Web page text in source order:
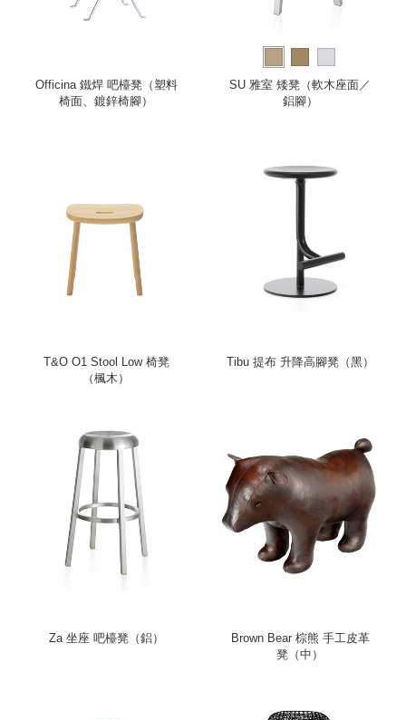
Officina 鐵焊 吧檯凳（塑料
椅面、鍍鋅椅腳）
SU 雅室 矮凳（軟木座面／
鋁腳）
T&O O1 Stool Low 椅凳
（楓木）
Tibu 提布 升降高腳凳（黑）
Za 坐座 吧檯凳（鋁）
Brown Bear 棕熊 手工皮革
凳（中）